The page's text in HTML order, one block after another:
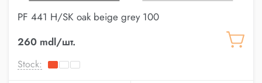
PF 441 H/SK oak beige grey 100
260 mdl/шт.
Stock: